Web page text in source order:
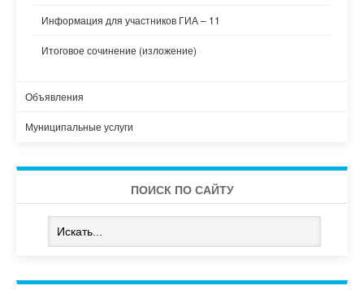
Информация для участников ГИА – 11
Итоговое сочинение (изложение)
Объявления
Муниципальные услуги
ПОИСК ПО САЙТУ